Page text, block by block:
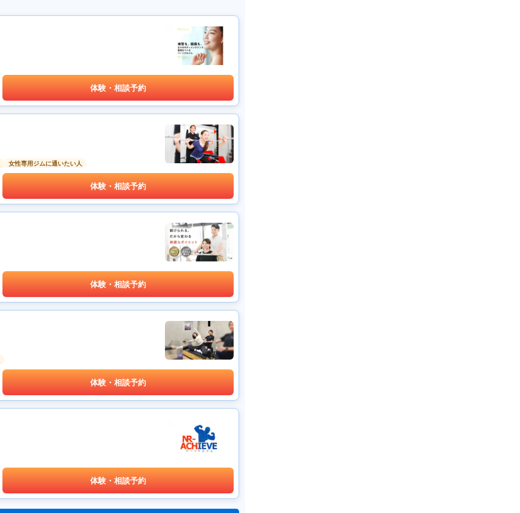
体験・相談予約
女性専用ジムに通いたい人
体験・相談予約
体験・相談予約
体験・相談予約
体験・相談予約